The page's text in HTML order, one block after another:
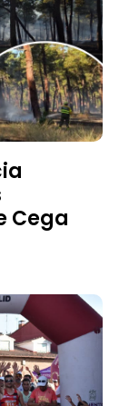
Cega